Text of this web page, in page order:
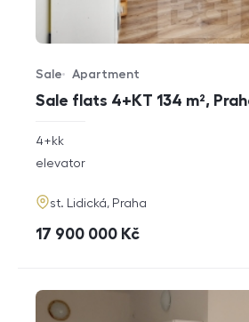
Sale flats 4+KT 134 m²,
Offer type
Sale
Property type
Apartment
rozměry
disposition
4+kk
funkce
elevator
adresa
st. Lidická, Praha
cena
17 900 000 Kč